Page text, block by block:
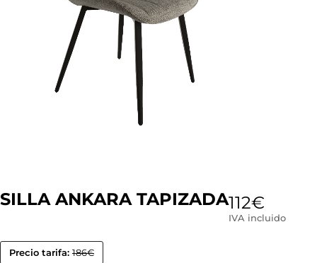
SILLA ANKARA TAPIZADA112€
IVA incluido
Precio tarifa: 186€